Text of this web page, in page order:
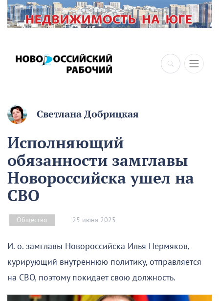
×
Светлана Добрицкая
Исполняющий
обязанности замглавы
Новороссийска ушел на
СВО
Общество 25 июня 2025
И. о. замглавы Новороссийска Илья Пермяков,
курирующий внутреннюю политику, отправляется
на СВО, поэтому покидает свою должность.